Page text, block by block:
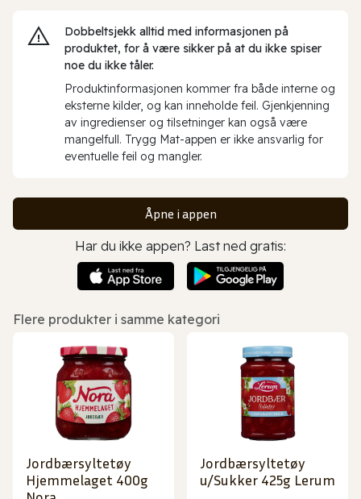
Dobbeltsjekk alltid med informasjonen på
produktet, for å være sikker på at du ikke spiser
noe du ikke tåler.
Produktinformasjonen kommer fra både interne og
eksterne kilder, og kan inneholde feil. Gjenkjenning
av ingredienser og tilsetninger kan også være
mangelfull. Trygg Mat-appen er ikke ansvarlig for
eventuelle feil og mangler.
Åpne i appen
Har du ikke appen? Last ned gratis:
Flere produkter i samme kategori
Jordbærsyltetøy
Hjemmelaget 400g
Jordbærsyltetøy
u/Sukker 425g Lerum